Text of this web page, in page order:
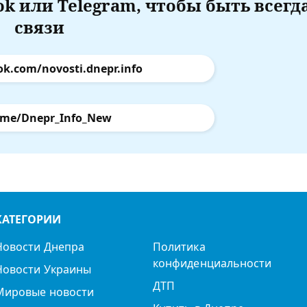
или Telegram, чтобы быть
связи
novosti.dnepr.info
Dnepr_Info_New
Днепра
Украины
новости
Политика
конфиденциальности
ДТП